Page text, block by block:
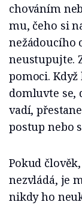
chováním
mu, čeho si
nežádoucího
neustupujte.
pomoci.
domluvte se,
vadí,
postup nebo
Pokud
nezvládá, je
nikdy ho